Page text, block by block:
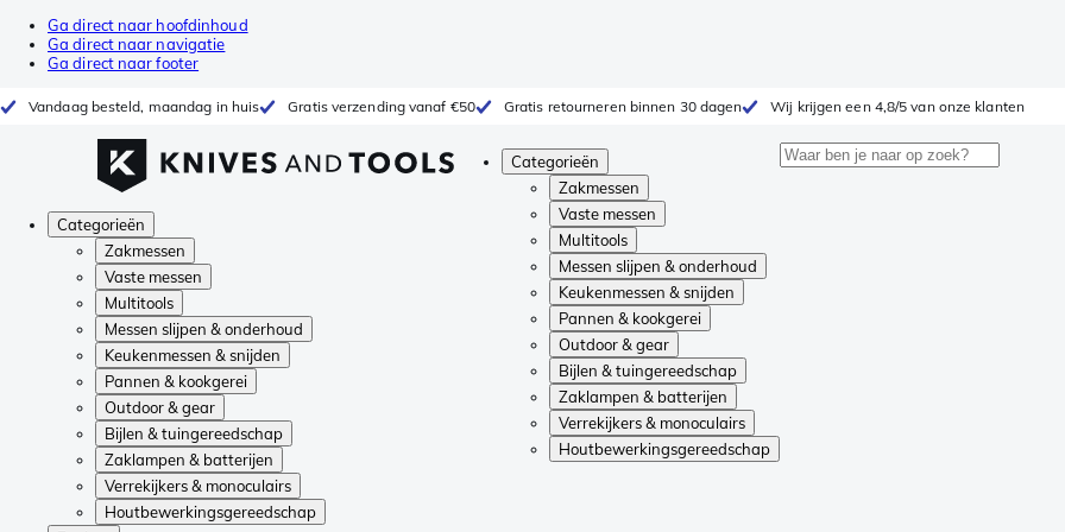
Ga direct naar hoofdinhoud
Ga direct naar navigatie
Ga direct naar footer
Vandaag besteld, maandag in huis Gratis verzending vanaf €50 Gratis retourneren binnen 30 dagen Wij krijgen een 4,8/5 van onze klanten
Categorieën
Zakmessen
Vaste messen
Multitools
Messen slijpen & onderhoud
Keukenmessen & snijden
Pannen & kookgerei
Outdoor & gear
Bijlen & tuingereedschap
Zaklampen & batterijen
Verrekijkers & monoculairs
Houtbewerkingsgereedschap
Categorieën
Zakmessen
Vaste messen
Multitools
Messen slijpen & onderhoud
Keukenmessen & snijden
Pannen & kookgerei
Outdoor & gear
Bijlen & tuingereedschap
Zaklampen & batterijen
Verrekijkers & monoculairs
Houtbewerkingsgereedschap